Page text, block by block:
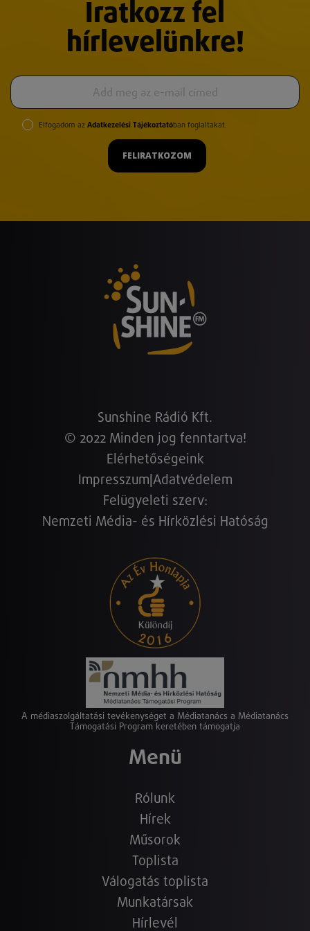
Iratkozz fel
hírlevelünkre!
Elfogadom az Adatkezelési Tájékoztatóban foglaltakat.
FELIRATKOZOM
Sunshine Rádió Kft.
© 2022 Minden jog fenntartva!
Elérhetőségeink
Impresszum Adatvédelem
Felügyeleti szerv:
Nemzeti Média- és Hírközlési Hatóság
A médiaszolgáltatási tevékenységet a Médiatanács a Médiatanács
Támogatási Program keretében támogatja
Menü
Rólunk
Hírek
Műsorok
Toplista
Válogatás toplista
Munkatársak
Hírlevél